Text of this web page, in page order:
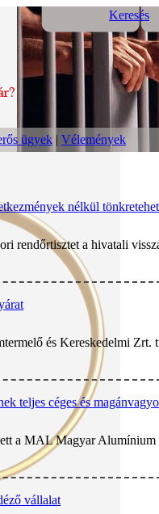
Keresés
ügyek | Vélemények
nélkül
rendőrtisztet a hivatali
és Kereskedelmi
teljes céges és
a MAL Magyar
vállalat